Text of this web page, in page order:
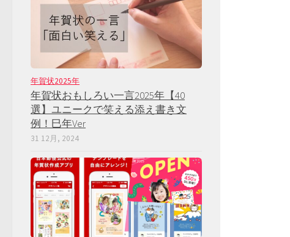
年賀状2025年
年賀状おもしろい一言2025年【40
選】ユニークで笑える添え書き文
例！巳年Ver
31 12月, 2024